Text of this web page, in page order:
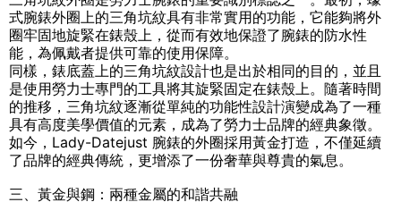
式腕錶外圈上的三角坑紋具有非常實用的功能，它能夠將外
圈牢固地旋緊在錶殼上，從而有效地保證了腕錶的防水性
能，為佩戴者提供可靠的使用保障。
同樣，錶底蓋上的三角坑紋設計也是出於相同的目的，並且
是使用勞力士專門的工具將其旋緊固定在錶殼上。隨著時間
的推移，三角坑紋逐漸從單純的功能性設計演變成為了一種
具有高度美學價值的元素，成為了勞力士品牌的經典象徵。
如今，Lady-Datejust 腕錶的外圈採用黃金打造，不僅延續
了品牌的經典傳統，更增添了一份奢華與尊貴的氣息。
三、黃金與鋼：兩種金屬的和諧共融